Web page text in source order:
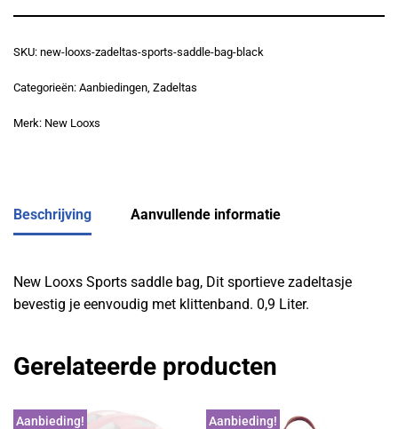
SKU: new-looxs-zadeltas-sports-saddle-bag-black
Categorieën: Aanbiedingen, Zadeltas
Merk: New Looxs
Beschrijving Aanvullende informatie
New Looxs Sports saddle bag, Dit sportieve zadeltasje
bevestig je eenvoudig met klittenband. 0,9 Liter.
Gerelateerde producten
Aanbieding! Aanbieding!